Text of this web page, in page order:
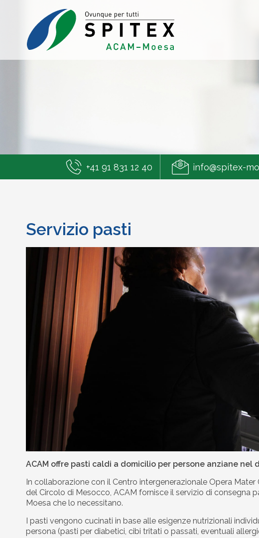
+41 91 831 12 40 info@spitex-
Servizio pasti
ACAM offre pasti caldi a domicilio per persone anziane nel
In collaborazione con il Centro intergenerazionale Opera Mater
del Circolo di Mesocco, ACAM fornisce il servizio di consegna
Moesa che lo necessitano.
I pasti vengono cucinati in base alle esigenze nutrizionali
persona (pasti per diabetici, cibi tritati o passati, eventuali